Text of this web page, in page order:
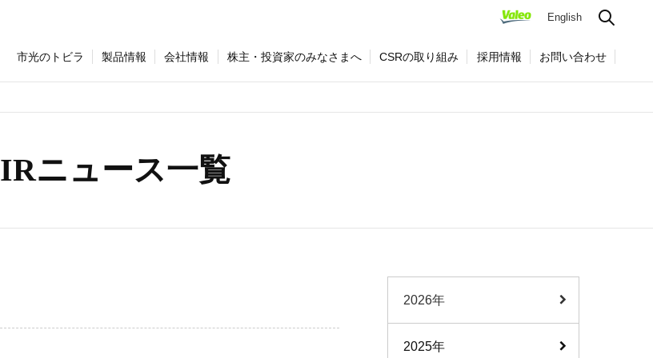
English
市光のトビラ 製品情報 会社情報 株主・投資家のみなさまへ CSRの取り組み 採用情報 お問い合わせ
IRニュース一覧
2026年
2025年